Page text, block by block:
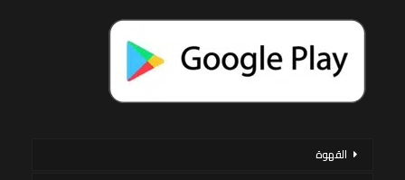
القهوة